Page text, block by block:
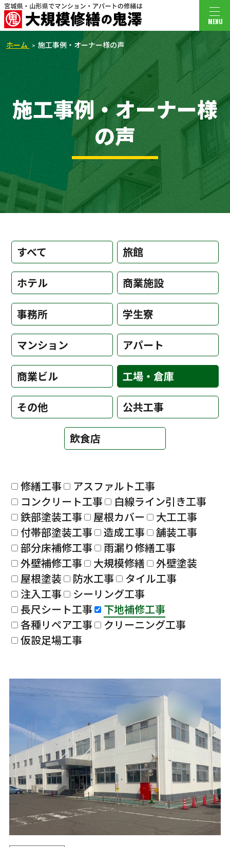
MENU
ホーム 施工事例・オーナー様の声
施工事例・オーナー様
の声
すべて 旅館
ホテル 商業施設
事務所 学生寮
マンション アパート
商業ビル 工場・倉庫
その他 公共工事
飲食店
修繕工事
アスファルト工事
コンクリート工事
白線ライン引き工事
鉄部塗装工事
屋根カバー
大工工事
付帯部塗装工事
造成工事
舗装工事
部分床補修工事
雨漏り修繕工事
外壁補修工事
大規模修繕
外壁塗装
屋根塗装
防水工事
タイル工事
注入工事
シーリング工事
長尺シート工事
下地補修工事
各種リペア工事
クリーニング工事
仮設足場工事